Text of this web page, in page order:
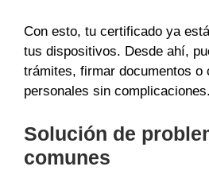
Con esto, tu certificado ya
tus dispositivos. Desde ahí,
trámites, firmar documentos o
personales sin complicaciones.
Solución de
comunes